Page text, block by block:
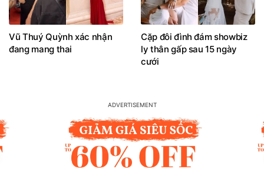
Vũ Thuý Quỳnh xác nhận
đang mang thai
Cặp đôi đình đám showbiz
ly thân gấp sau 15 ngày
cưới